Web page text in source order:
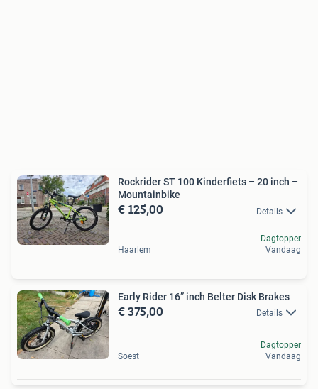
Rockrider ST 100 Kinderfiets – 20 inch –
Mountainbike
€ 125,00 Details
Haarlem
Dagtopper
Vandaag
Early Rider 16” inch Belter Disk Brakes
€ 375,00 Details
Soest
Dagtopper
Vandaag